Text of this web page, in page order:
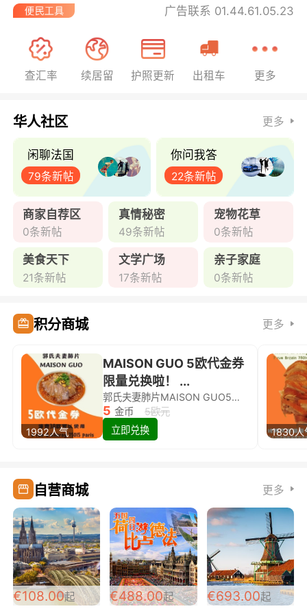
广告联系 01.44.61.05.23
查汇率 续居留 护照更新 出租车 更多
华人社区 更多
闲聊法国
79条新帖
你问我答
22条新帖
商家自荐区
0条新帖
真情秘密
49条新帖
宠物花草
0条新帖
美食天下
21条新帖
文学广场
17条新帖
亲子家庭
0条新帖
积分商城 更多
1992人气
MAISON GUO 5欧代金券
限量兑换啦！ ...
郭氏夫妻肺片MAISON GUO5欧代金券限量兑换啦！
5 金币
5欧元
立即兑换
1830人
自营商城 更多
€108.00起 €488.00起 €693.00起